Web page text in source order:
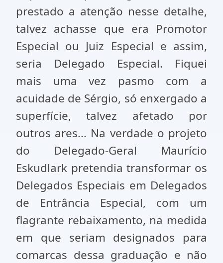
prestado a atenção nesse detalhe,
talvez achasse que era Promotor
Especial ou Juiz Especial e assim,
seria Delegado Especial. Fiquei
mais uma vez pasmo com a
acuidade de Sérgio, só enxergado a
superfície, talvez afetado por
outros ares... Na verdade o projeto
do Delegado-Geral Maurício
Eskudlark pretendia transformar os
Delegados Especiais em Delegados
de Entrância Especial, com um
flagrante rebaixamento, na medida
em que seriam designados para
comarcas dessa graduação e não